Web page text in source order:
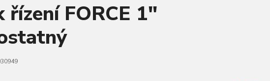
řízení FORCE 1"